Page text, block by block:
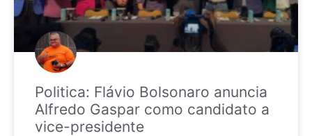
Politica: Flávio Bolsonaro anuncia
Alfredo Gaspar como candidato a
vice-presidente